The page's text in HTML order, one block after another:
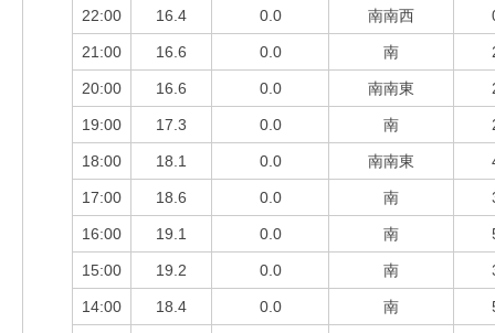
22:00 16.4 0.0 南南西
21:00 16.6 0.0 南
20:00 16.6 0.0 南南東
19:00 17.3 0.0 南
18:00 18.1 0.0 南南東
17:00 18.6 0.0 南
16:00 19.1 0.0 南
15:00 19.2 0.0 南
14:00 18.4 0.0 南